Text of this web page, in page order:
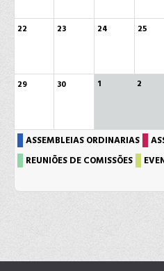
22 23 24 25
29 30 1 2
ASSEMBLEIAS ORDINARIAS
REUNIÕES DE COMISSÕES